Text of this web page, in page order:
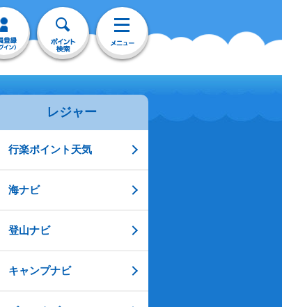
レジャー
行楽ポイント天気
海ナビ
登山ナビ
キャンプナビ